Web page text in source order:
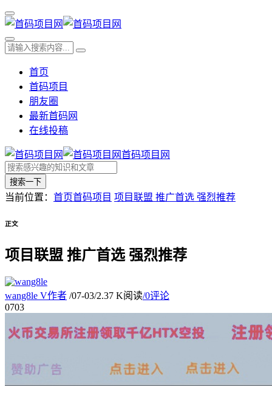
首页
首码项目
朋友圈
最新首码网
在线投稿
首码项目网
搜索一下
当前位置： 首页首码项目 项目联盟 推广首选 强烈推荐
正文
项目联盟 推广首选 强烈推荐
wang8le V作者 /07-03/2.37 K阅读/0评论
0703